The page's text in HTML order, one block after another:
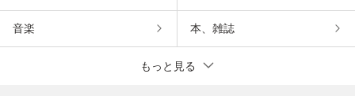
音楽 本、雑誌
もっと見る